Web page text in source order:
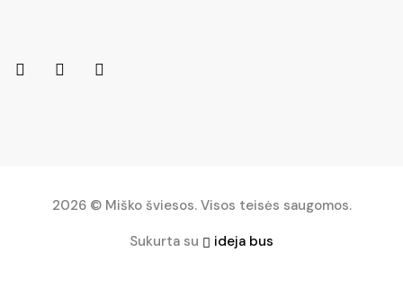
2026 © Miško šviesos. Visos teisės saugomos.
Sukurta su
ideja bus